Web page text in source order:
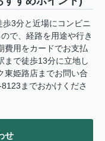
3分と近場にコンビニ
で、経路を用途や行き
費用をカードでお支払
まで徒歩13分に立地し
東姫路店までお問い合
までおかけくださ
せ